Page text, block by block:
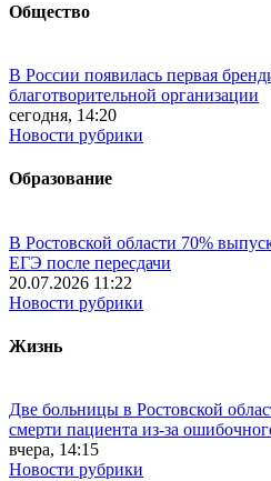
Общество
В России появилась первая
благотворительной организации
сегодня, 14:20
Новости рубрики
Образование
В Ростовской области 70%
ЕГЭ после пересдачи
20.07.2026 11:22
Новости рубрики
Жизнь
Две больницы в Ростовской
смерти пациента из-за
вчера, 14:15
Новости рубрики